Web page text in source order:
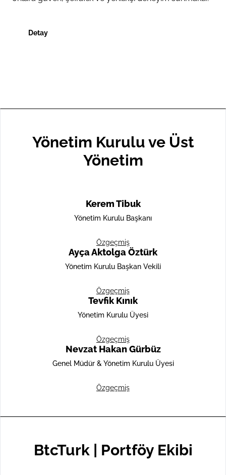
Detay
Yönetim Kurulu ve Üst
Yönetim
Kerem Tibuk
Yönetim Kurulu Başkanı
Özgeçmiş
Ayça Aktolga Öztürk
Yönetim Kurulu Başkan Vekili
Özgeçmiş
Tevfik Kınık
Yönetim Kurulu Üyesi
Özgeçmiş
Nevzat Hakan Gürbüz
Genel Müdür & Yönetim Kurulu Üyesi
Özgeçmiş
BtcTurk | Portföy Ekibi